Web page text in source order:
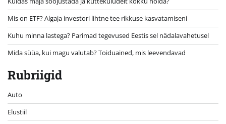
Mis on ETF? Algaja investori lihtne tee rikkuse kasvatamiseni
Kuhu minna lastega? Parimad tegevused Eestis sel nädalavahetusel
Mida süüa, kui magu valutab? Toiduained, mis leevendavad
Rubriigid
Auto
Elustiil